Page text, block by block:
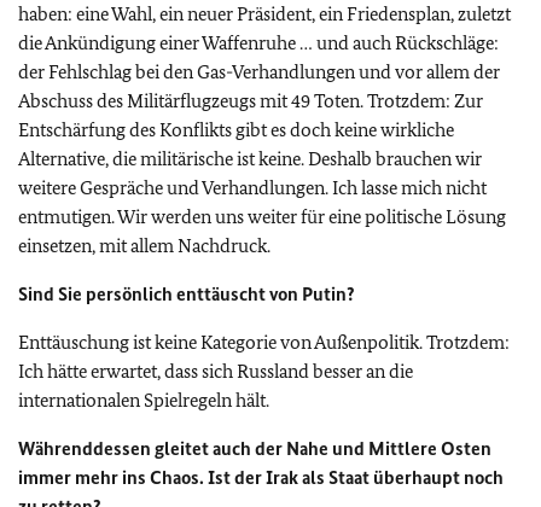
haben: eine Wahl, ein neuer Präsident, ein Friedensplan, zuletzt
die Ankündigung einer Waffenruhe … und auch Rückschläge:
der Fehlschlag bei den Gas-Verhandlungen und vor allem der
Abschuss des Militärflugzeugs mit 49 Toten. Trotzdem: Zur
Entschärfung des Konflikts gibt es doch keine wirkliche
Alternative, die militärische ist keine. Deshalb brauchen wir
weitere Gespräche und Verhandlungen. Ich lasse mich nicht
entmutigen. Wir werden uns weiter für eine politische Lösung
einsetzen, mit allem Nachdruck.
Sind Sie persönlich enttäuscht von Putin?
Enttäuschung ist keine Kategorie von Außenpolitik. Trotzdem:
Ich hätte erwartet, dass sich Russland besser an die
internationalen Spielregeln hält.
Währenddessen gleitet auch der Nahe und Mittlere Osten
immer mehr ins Chaos. Ist der Irak als Staat überhaupt noch